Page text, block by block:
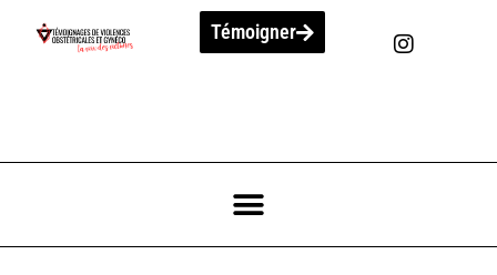
Témoigner